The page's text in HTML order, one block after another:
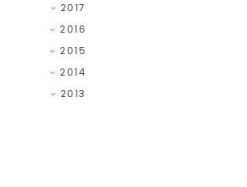
2017
2016
2015
2014
2013